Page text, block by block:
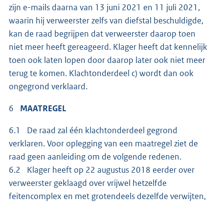
zijn e-mails daarna van 13 juni 2021 en 11 juli 2021,
waarin hij verweerster zelfs van diefstal beschuldigde,
kan de raad begrijpen dat verweerster daarop toen
niet meer heeft gereageerd. Klager heeft dat kennelijk
toen ook laten lopen door daarop later ook niet meer
terug te komen. Klachtonderdeel c) wordt dan ook
ongegrond verklaard.
6 MAATREGEL
6.1 De raad zal één klachtonderdeel gegrond
verklaren. Voor oplegging van een maatregel ziet de
raad geen aanleiding om de volgende redenen.
6.2 Klager heeft op 22 augustus 2018 eerder over
verweerster geklaagd over vrijwel hetzelfde
feitencomplex en met grotendeels dezelfde verwijten,